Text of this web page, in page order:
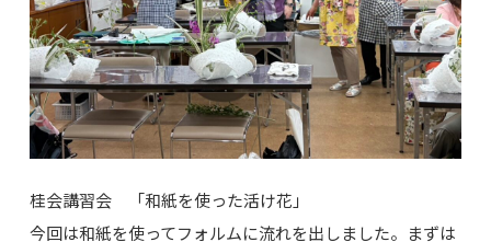
桂会講習会 「和紙を使った活け花」
今回は和紙を使ってフォルムに流れを出しました。まずは